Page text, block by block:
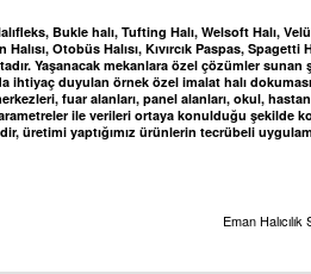
Bukle halı, Tufting Halı, Welsoft Halı,
Otobüs Halısı, Kıvırcık Paspas, Spagetti
Yaşanacak mekanlara özel çözümler
duyulan örnek özel imalat halı
fuar alanları, panel alanları, okul,
ile verileri ortaya konulduğu şekilde
üretimi yaptığımız ürünlerin tecrübeli
Eman